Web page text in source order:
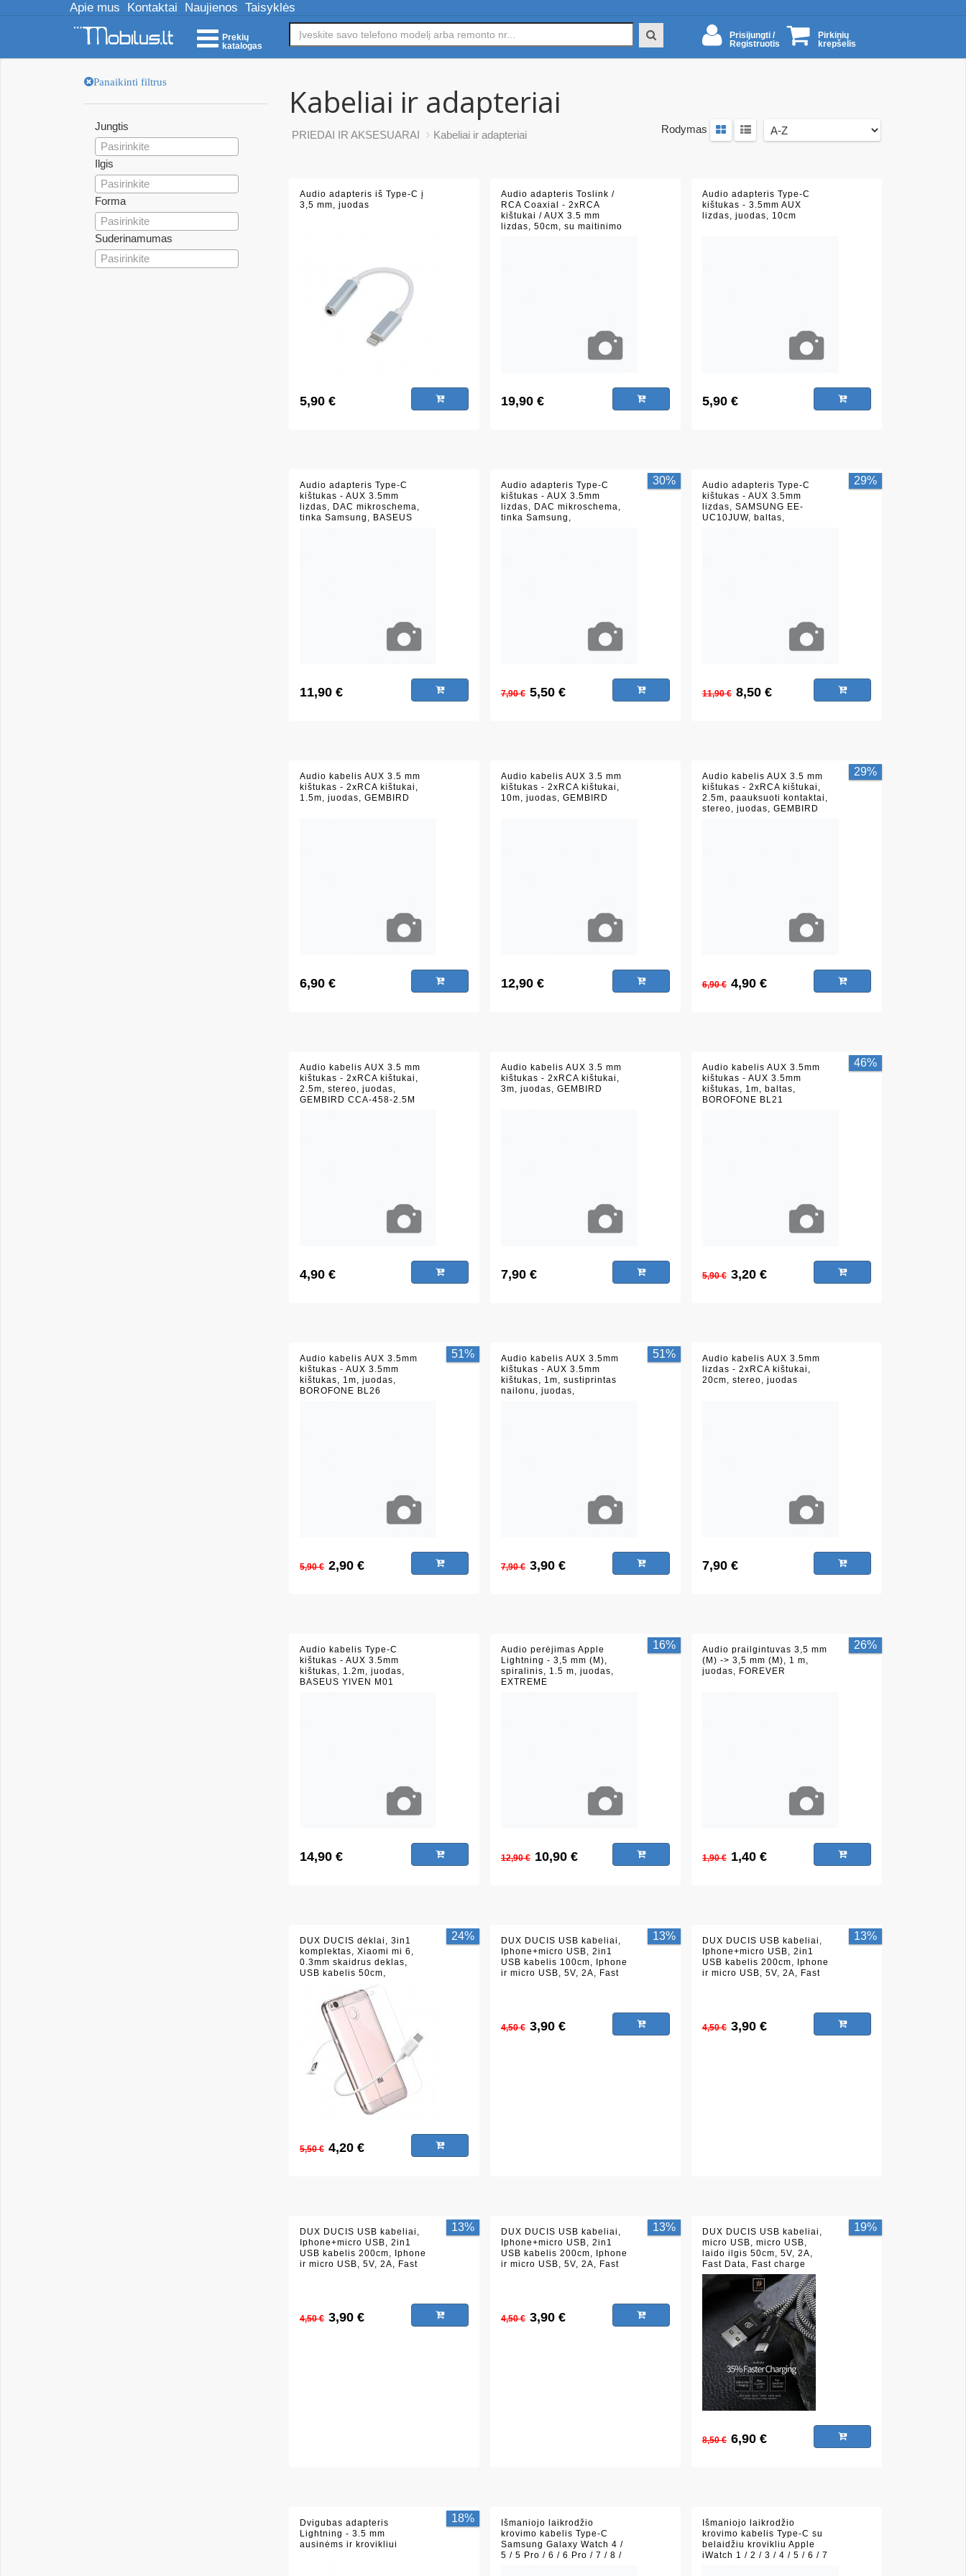
Apie mus Kontaktai Naujienos Taisyklės
Prekių
katalogas
Prisijungti /
Registruotis
Pirkinių
krepšelis
Panaikinti filtrus
Jungtis
Pasirinkite
Ilgis
Pasirinkite
Forma
Pasirinkite
Suderinamumas
Pasirinkite
Kabeliai ir adapteriai
PRIEDAI IR AKSESUARAI Kabeliai ir adapteriai Rodymas
Audio adapteris iš Type-C į
3,5 mm, juodas
5,90 €
Audio adapteris Toslink /
RCA Coaxial - 2xRCA
kištukai / AUX 3.5 mm
lizdas, 50cm, su maitinimo
19,90 €
Audio adapteris Type-C
kištukas - 3.5mm AUX
lizdas, juodas, 10cm
5,90 €
Audio adapteris Type-C
kištukas - AUX 3.5mm
lizdas, DAC mikroschema,
tinka Samsung, BASEUS
11,90 €
30%
Audio adapteris Type-C
kištukas - AUX 3.5mm
lizdas, DAC mikroschema,
tinka Samsung,
7,90 € 5,50 €
29%
Audio adapteris Type-C
kištukas - AUX 3.5mm
lizdas, SAMSUNG EE-
UC10JUW, baltas,
11,90 € 8,50 €
Audio kabelis AUX 3.5 mm
kištukas - 2xRCA kištukai,
1.5m, juodas, GEMBIRD
6,90 €
Audio kabelis AUX 3.5 mm
kištukas - 2xRCA kištukai,
10m, juodas, GEMBIRD
12,90 €
29%
Audio kabelis AUX 3.5 mm
kištukas - 2xRCA kištukai,
2.5m, paauksuoti kontaktai,
stereo, juodas, GEMBIRD
6,90 € 4,90 €
Audio kabelis AUX 3.5 mm
kištukas - 2xRCA kištukai,
2.5m, stereo, juodas,
GEMBIRD CCA-458-2.5M
4,90 €
Audio kabelis AUX 3.5 mm
kištukas - 2xRCA kištukai,
3m, juodas, GEMBIRD
7,90 €
46%
Audio kabelis AUX 3.5mm
kištukas - AUX 3.5mm
kištukas, 1m, baltas,
BOROFONE BL21
5,90 € 3,20 €
51%
Audio kabelis AUX 3.5mm
kištukas - AUX 3.5mm
kištukas, 1m, juodas,
BOROFONE BL26
5,90 € 2,90 €
51%
Audio kabelis AUX 3.5mm
kištukas - AUX 3.5mm
kištukas, 1m, sustiprintas
nailonu, juodas,
7,90 € 3,90 €
Audio kabelis AUX 3.5mm
lizdas - 2xRCA kištukai,
20cm, stereo, juodas
7,90 €
Audio kabelis Type-C
kištukas - AUX 3.5mm
kištukas, 1.2m, juodas,
BASEUS YIVEN M01
14,90 €
16%
Audio perėjimas Apple
Lightning - 3,5 mm (M),
spiralinis, 1.5 m, juodas,
EXTREME
12,90 € 10,90 €
26%
Audio prailgintuvas 3,5 mm
(M) -> 3,5 mm (M), 1 m,
juodas, FOREVER
1,90 € 1,40 €
24%
DUX DUCIS dėklai, 3in1
komplektas, Xiaomi mi 6,
0.3mm skaidrus deklas,
USB kabelis 50cm,
Grudintas stiklas H9, 2.5D
5,50 € 4,20 €
13%
DUX DUCIS USB kabeliai,
Iphone+micro USB, 2in1
USB kabelis 100cm, Iphone
ir micro USB, 5V, 2A, Fast
4,50 € 3,90 €
13%
DUX DUCIS USB kabeliai,
Iphone+micro USB, 2in1
USB kabelis 200cm, Iphone
ir micro USB, 5V, 2A, Fast
4,50 € 3,90 €
13%
DUX DUCIS USB kabeliai,
Iphone+micro USB, 2in1
USB kabelis 200cm, Iphone
ir micro USB, 5V, 2A, Fast
4,50 € 3,90 €
13%
DUX DUCIS USB kabeliai,
Iphone+micro USB, 2in1
USB kabelis 200cm, Iphone
ir micro USB, 5V, 2A, Fast
4,50 € 3,90 €
19%
DUX DUCIS USB kabeliai,
micro USB, micro USB,
laido ilgis 50cm, 5V, 2A,
Fast Data, Fast charge
8,50 € 6,90 €
18%
Dvigubas adapteris
Lightning - 3.5 mm
ausinėms ir krovikliui
Išmaniojo laikrodžio
krovimo kabelis Type-C
Samsung Galaxy Watch 4 /
5 / 5 Pro / 6 / 6 Pro / 7 / 8 /
Išmaniojo laikrodžio
krovimo kabelis Type-C su
belaidžiu krovikliu Apple
iWatch 1 / 2 / 3 / 4 / 5 / 6 / 7